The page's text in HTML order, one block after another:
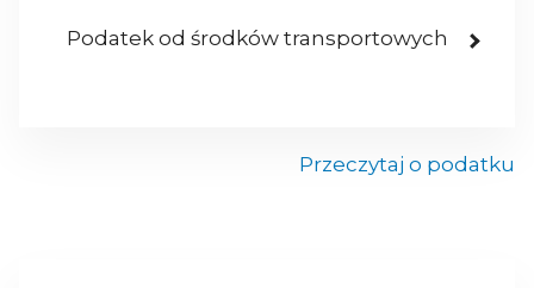
Podatek od środków transportowych
Przeczytaj o podatku